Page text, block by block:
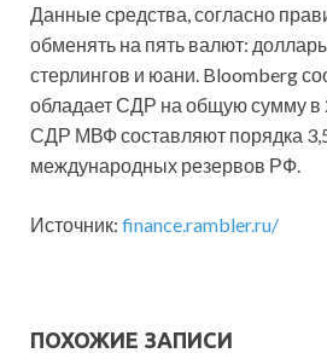
Данные средства, согласно
обменять на пять валют:
стерлингов и юани. Bloomberg
обладает СДР на общую сумму в
СДР МВФ составляют порядка
международных резервов РФ.
Источник: finance.rambler.ru/
ПОХОЖИЕ ЗАПИСИ